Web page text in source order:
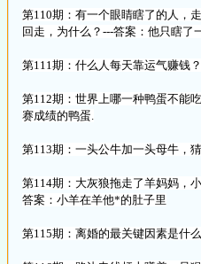
第110期：有一个眼睛瞎了的人，
回走，为什么？---答案：他只瞎了
第111期：什么人每天靠运气赚钱
第112期：世界上哪一种鸭蛋不能
赛成绩的鸭蛋.
第113期：一头公牛加一头母牛，
第114期：大灰狼拖走了羊妈妈，
答案：小羊在羊他*的肚子里
第115期：离婚的最关键因素是什